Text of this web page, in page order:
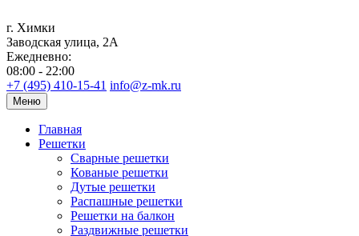
г. Химки
Заводская улица, 2А
Ежедневно:
08:00 - 22:00
+7 (495) 410-15-41 info@z-mk.ru
Меню
Главная
Решетки
Сварные решетки
Кованые решетки
Дутые решетки
Распашные решетки
Решетки на балкон
Раздвижные решетки